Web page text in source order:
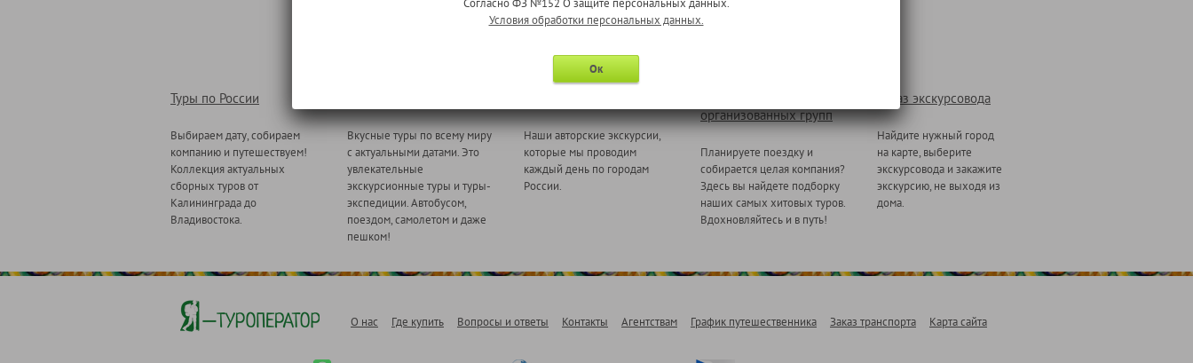
Туры по России
Выбираем дату, собираем
компанию и путешествуем!
Коллекция актуальных
сборных туров от
Калининграда до
Владивостока.
Вкусные туры по всему миру
с актуальными датами. Это
увлекательные
экскурсионные туры и туры-
экспедиции. Автобусом,
поездом, самолетом и даже
пешком!
Наши авторские экскурсии,
которые мы проводим
каждый день по городам
России.
организованных групп
Планируете поездку и
собирается целая компания?
Здесь вы найдете подборку
наших самых хитовых туров.
Вдохновляйтесь и в путь!
Заказ экскурсовода
Найдите нужный город
на карте, выберите
экскурсовода и закажите
экскурсию, не выходя из
дома.
О нас Где купить Вопросы и ответы Контакты Агентствам График путешественника Заказ транспорта Карта сайта
Согласно ФЗ №152 О защите персональных данных.
Условия обработки персональных данных.
Ок